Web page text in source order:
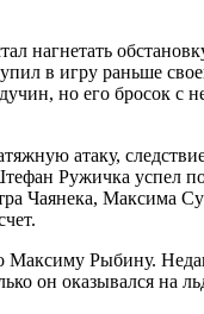
нагнетать
в игру раньше
но его бросок с
атаку,
Ружичка успел
Чаянека, Максима
Максиму Рыбину.
он оказывался на